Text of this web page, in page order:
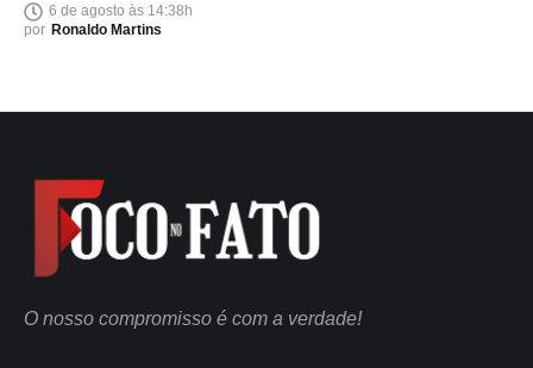
6 de agosto às 14:38h
por Ronaldo Martins
O nosso compromisso é com a verdade!